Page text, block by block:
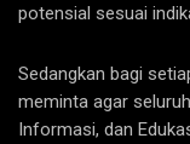
potensial sesuai
Sedangkan bagi
meminta agar
Informasi, dan